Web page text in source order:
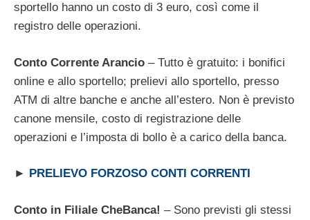
sportello hanno un costo di 3 euro, così come il
registro delle operazioni.
Conto Corrente Arancio – Tutto è gratuito: i bonifici
online e allo sportello; prelievi allo sportello, presso
ATM di altre banche e anche all’estero. Non è previsto
canone mensile, costo di registrazione delle
operazioni e l’imposta di bollo è a carico della banca.
► PRELIEVO FORZOSO CONTI CORRENTI
Conto in Filiale CheBanca! – Sono previsti gli stessi